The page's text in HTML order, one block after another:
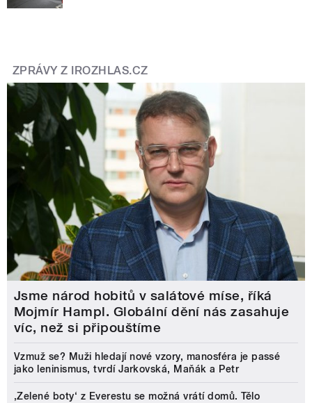
ZPRÁVY Z IROZHLAS.CZ
Jsme národ hobitů v salátové míse, říká
Mojmír Hampl. Globální dění nás zasahuje
víc, než si připouštíme
Vzmuž se? Muži hledají nové vzory, manosféra je passé
jako leninismus, tvrdí Jarkovská, Maňák a Petr
‚Zelené boty‘ z Everestu se možná vrátí domů. Tělo